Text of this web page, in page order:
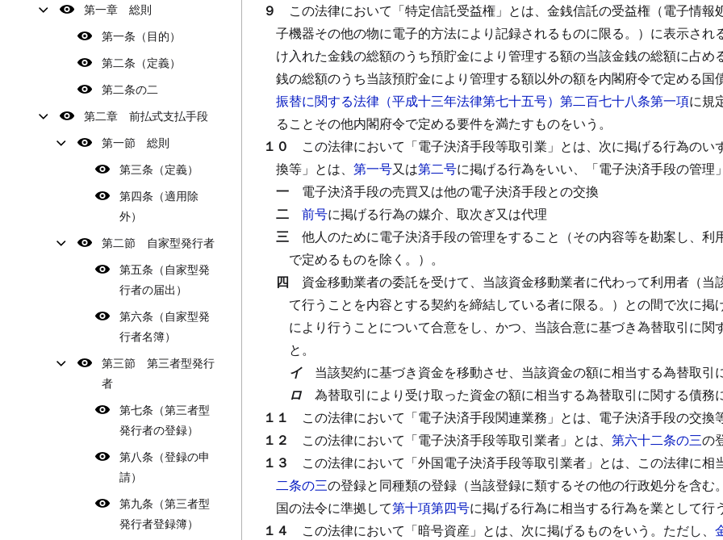
第一章 総則
第一条（目的）
第二条（定義）
第二条の二
第二章 前払式支払手段
第一節 総則
第三条（定義）
第四条（適用除
外）
第二節 自家型発行者
第五条（自家型発
行者の届出）
第六条（自家型発
行者名簿）
第三節 第三者型発行
者
第七条（第三者型
発行者の登録）
第八条（登録の申
請）
第九条（第三者型
発行者登録簿）
９ この法律において「特定信託受益権」とは、金銭信託の受益権（電子情
子機器その他の物に電子的方法により記録されるものに限る。）に表示さ
け入れた金銭の総額のうち預貯金により管理する額の当該金銭の総額に占
銭の総額のうち当該預貯金により管理する額以外の額を内閣府令で定める
振替に関する法律（平成十三年法律第七十五号）第二百七十八条第一項に規
ることその他内閣府令で定める要件を満たすものをいう。
１０ この法律において「電子決済手段等取引業」とは、次に掲げる行為の
換等」とは、 第一号又は第二号に掲げる行為をいい、「電子決済手段の管理
一 電子決済手段の売買又は他の電子決済手段との交換
二 前号に掲げる行為の媒介、取次ぎ又は代理
三 他人のために電子決済手段の管理をすること（その内容等を勘案し、
で定めるものを除く。）。
四 資金移動業者の委託を受けて、当該資金移動業者に代わって利用者（
て行うことを内容とする契約を締結している者に限る。）との間で次に
により行うことについて合意をし、かつ、当該合意に基づき為替取引に
と。
イ 当該契約に基づき資金を移動させ、当該資金の額に相当する為替取
ロ 為替取引により受け取った資金の額に相当する為替取引に関する債務
１１ この法律において「電子決済手段関連業務」とは、電子決済手段の交
１２ この法律において「電子決済手段等取引業者」とは、 第六十二条の三の
１３ この法律において「外国電子決済手段等取引業者」とは、この法律に
二条の三の登録と同種類の登録（当該登録に類するその他の行政処分を含
国の法令に準拠して第十項第四号に掲げる行為に相当する行為を業として行
１４ この法律において「暗号資産」とは、次に掲げるものをいう。 ただし、